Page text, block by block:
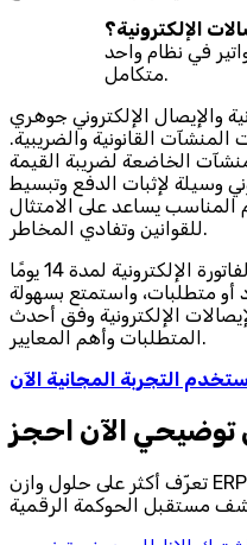
الإلكترونية؟
في نظام واحد
متكامل.
والإيصال الإلكتروني جوهري
القانونية والضريبية.
الخاضعة لضريبة القيمة
وسيلة لإثبات الدفع وتبسيط
المناسب يساعد على الامتثال
للقوانين وتفادي المخاطر.
وجرب برنامج الفاتورة الإلكترونية لمدة 14 يومًا
أو متطلبات، واستمتع بسهولة
الإلكترونية وفق أحدث
المتطلبات وأهم المعايير.
التجربة المجانية الآن
تعرّف أكثر على حلول وازن ERP المتكاملة لتشغيل الأعمال،
مستقبل الحوكمة الرقمية